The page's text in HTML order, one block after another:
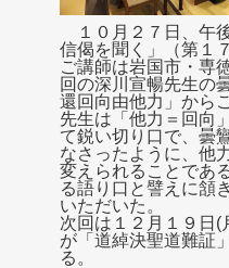
１０月２７日、午
信偈を聞く」（第１
ご講師は岩国市・専
回の深川宣暢先生の
還回向由他力」から
先生は「他力＝回向
て鋭い切り口で、曇
なさったように、他
変えられることであ
る語り口と譬えに頷
いただいた。
次回は１２月１９日(
が「道綽決聖道難証
る。